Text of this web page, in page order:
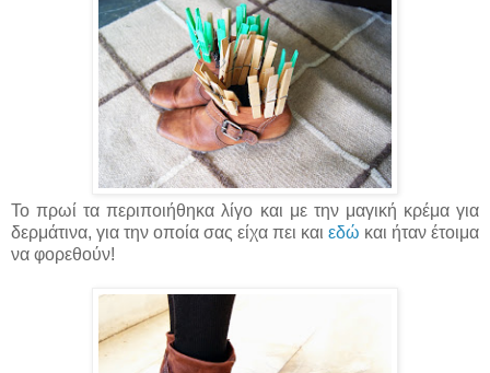
Το πρωί τα περιποιήθηκα λίγο και με την μαγική κρέμα για
δερμάτινα, για την οποία σας είχα πει και εδώ και ήταν έτοιμα
να φορεθούν!